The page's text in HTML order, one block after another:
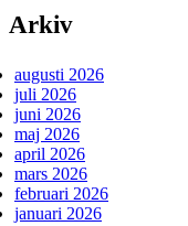
Arkiv
augusti 2026
juli 2026
juni 2026
maj 2026
april 2026
mars 2026
februari 2026
januari 2026